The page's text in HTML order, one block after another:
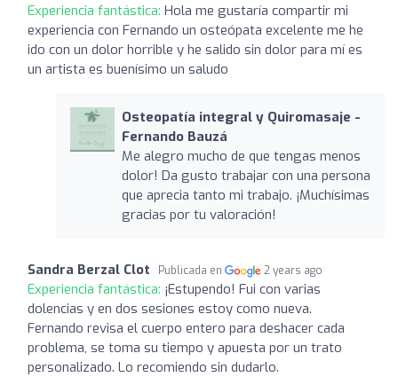
Experiencia fantástica: Hola me gustaría compartir mi
experiencia con Fernando un osteópata excelente me he
ido con un dolor horrible y he salido sin dolor para mí es
un artista es buenísimo un saludo
Osteopatía integral y Quiromasaje -
Fernando Bauzá
Me alegro mucho de que tengas menos
dolor! Da gusto trabajar con una persona
que aprecia tanto mi trabajo. ¡Muchísimas
gracias por tu valoración!
Sandra Berzal Clot Publicada en 2 years ago
Experiencia fantástica: ¡Estupendo! Fui con varias
dolencias y en dos sesiones estoy como nueva.
Fernando revisa el cuerpo entero para deshacer cada
problema, se toma su tiempo y apuesta por un trato
personalizado. Lo recomiendo sin dudarlo.